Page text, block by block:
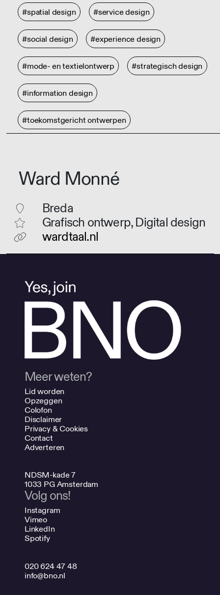
#spatial design #service design
#social design #experience design
#mode- en textielontwerp #strategisch design
#information design
#toekomstgericht ontwerpen
Ward Monné
Breda
Grafisch ontwerp, Digital design
wardtaal.nl
Meer weten?
Lid worden
Opzeggen
Colofon
Disclaimer
Privacy & Cookies
Contact
Adverteren
NDSM-kade 7
1033 PG Amsterdam
Volg ons!
Instagram
Vimeo
LinkedIn
Spotify
020 624 47 48
info@bno.nl